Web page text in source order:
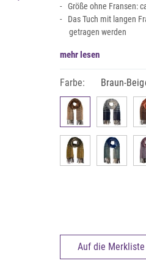
Größe ohne Fransen:
Das Tuch mit langen
getragen werden
mehr lesen
Farbe: Braun-
Auf die Merkliste